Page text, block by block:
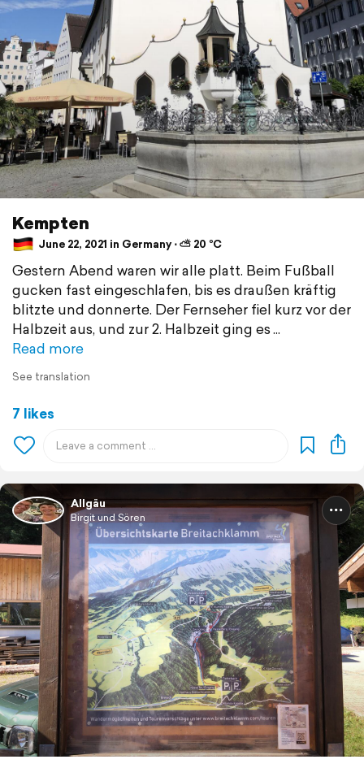
Kempten
June 22, 2021 in Germany ⋅ ⛅ 20 °C
Gestern Abend waren wir alle platt. Beim Fußball
gucken fast eingeschlafen, bis es draußen kräftig
blitzte und donnerte. Der Fernseher fiel kurz vor der
Halbzeit aus, und zur 2. Halbzeit ging es
Read more
See translation
7 likes
Allgäu
Birgit und Sören